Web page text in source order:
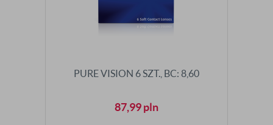
PURE VISION 6 SZT., BC: 8,60
87,99pln